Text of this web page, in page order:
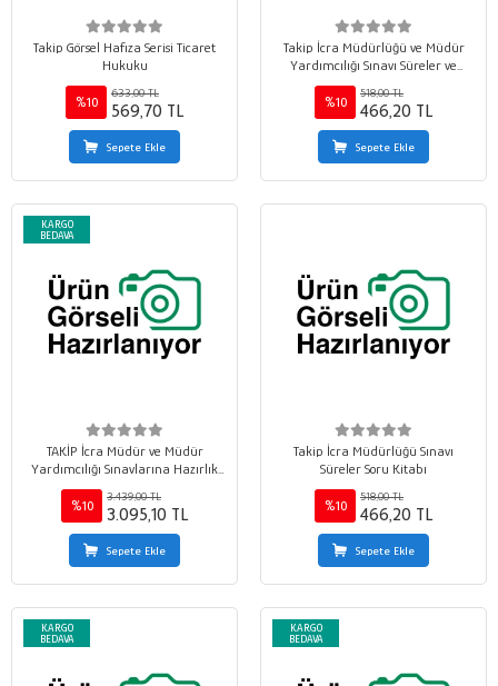
Takip Görsel Hafıza Serisi Ticaret
Hukuku
%10
633,00 TL
569,70 TL
Sepete Ekle
Takip İcra Müdürlüğü ve Müdür
Yardımcılığı Sınavı Süreler ve
Oranlar El Kitabı
%10
518,00 TL
466,20 TL
Sepete Ekle
KARGO
BEDAVA
TAKİP İcra Müdür ve Müdür
Yardımcılığı Sınavlarına Hazırlık
Soru Seti
%10
3.439,00 TL
3.095,10 TL
Sepete Ekle
Takip İcra Müdürlüğü Sınavı
Süreler Soru Kitabı
%10
518,00 TL
466,20 TL
Sepete Ekle
KARGO
BEDAVA
KARGO
BEDAVA